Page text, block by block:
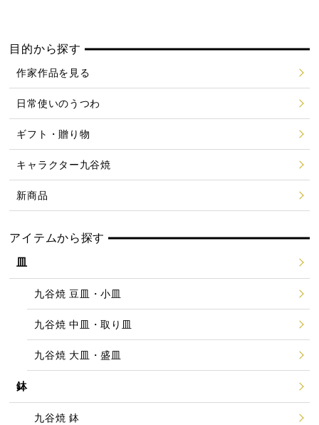
目的から探す
作家作品を見る
日常使いのうつわ
ギフト・贈り物
キャラクター九谷焼
新商品
アイテムから探す
皿
九谷焼 豆皿・小皿
九谷焼 中皿・取り皿
九谷焼 大皿・盛皿
鉢
九谷焼 鉢